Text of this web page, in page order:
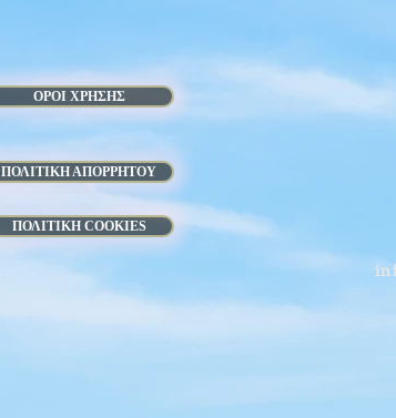
ΟΡΟΙ ΧΡΗΣΗΣ
ΠΟΛΙΤΙΚΗ ΑΠΟΡΡΗΤΟΥ
ΠΟΛΙΤΙΚΗ COOKIES